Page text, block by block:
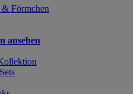
Förmchen
ansehen